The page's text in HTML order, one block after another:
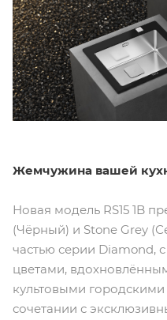
Жемчужина вашей
Новая модель RS15 1B
(Чёрный) и Stone Grey
частью серии Diamond,
цветами,
культовыми
сочетании с